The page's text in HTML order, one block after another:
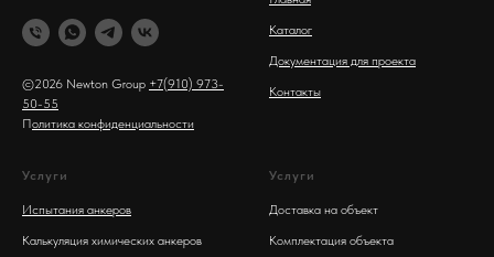
©2026 Newton Group +7(910) 973-
50-55
Политика конфиденциальности
Каталог
Документация для проекта
Контакты
Услуги
Испытания анкеров
Калькуляция химических анкеров
Услуги
Доставка на объект
Комплектация объекта